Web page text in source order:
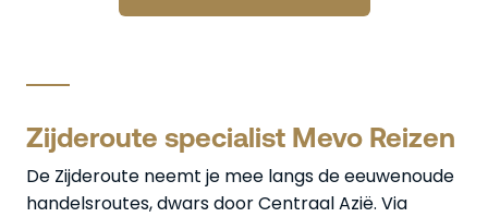
Zijderoute specialist Mevo Reizen
De Zijderoute neemt je mee langs de eeuwenoude
handelsroutes, dwars door Centraal Azië. Via